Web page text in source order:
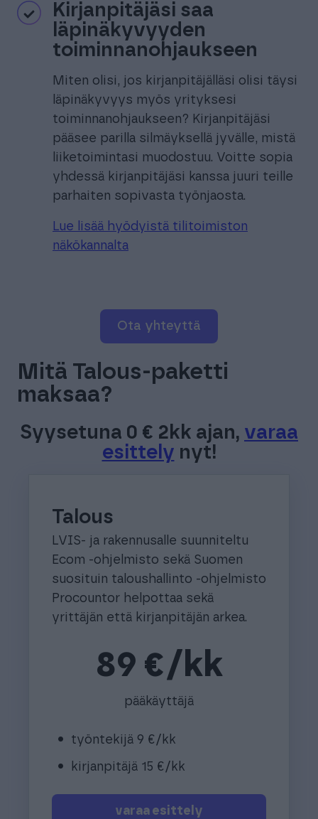
Kirjanpitäjäsi saa
läpinäkyvyyden
toiminnanohjaukseen
Miten olisi, jos kirjanpitäjälläsi olisi täysi
läpinäkyvyys myös yrityksesi
toiminnanohjaukseen? Kirjanpitäjäsi
pääsee parilla silmäyksellä jyvälle, mistä
liiketoimintasi muodostuu. Voitte sopia
yhdessä kirjanpitäjäsi kanssa juuri teille
parhaiten sopivasta työnjaosta.
Lue lisää hyödyistä tilitoimiston
näkökannalta
ota yhteyttä
Mitä Talous-paketti
maksaa?
Syysetuna 0 € 2kk ajan, varaa
esittely nyt!
Talous
LVIS- ja rakennusalle suunniteltu
Ecom -ohjelmisto sekä Suomen
suosituin taloushallinto -ohjelmisto
Procountor helpottaa sekä
yrittäjän että kirjanpitäjän arkea.
89 €/kk
pääkäyttäjä
• työntekijä 9 €/kk
• kirjanpitäjä 15 €/kk
varaa esittely